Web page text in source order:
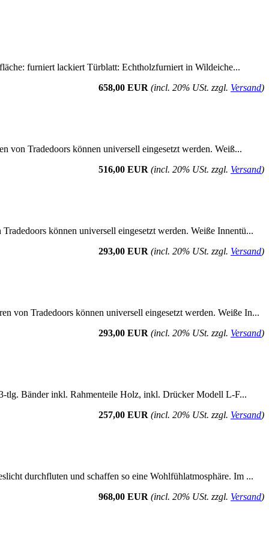
furniert lackiert Türblatt: Echtholzfurniert in Wildeiche...
658,00 EUR (incl. 20% USt. zzgl. Versand)
von Tradedoors können universell eingesetzt werden. Weiß...
516,00 EUR (incl. 20% USt. zzgl. Versand)
können universell eingesetzt werden. Weiße Innentü...
293,00 EUR (incl. 20% USt. zzgl. Versand)
von Tradedoors können universell eingesetzt werden. Weiße In...
293,00 EUR (incl. 20% USt. zzgl. Versand)
tlg. Bänder inkl. Rahmenteile Holz, inkl. Drücker Modell L-F...
257,00 EUR (incl. 20% USt. zzgl. Versand)
durchfluten und schaffen so eine Wohlfühlatmosphäre. Im ...
968,00 EUR (incl. 20% USt. zzgl. Versand)